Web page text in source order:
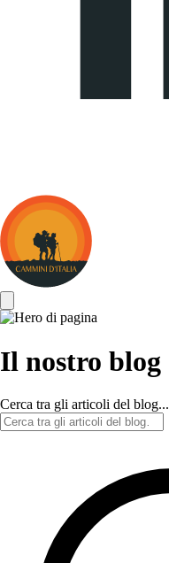
Cammini
d&#039;Italia
Il nostro blog
Cerca tra gli articoli del blog...